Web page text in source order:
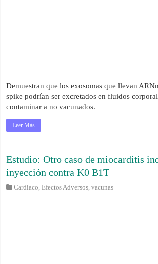
Demuestran que los exosomas que llevan
spike podrían ser excretados en fluidos
contaminar a no vacunados.
Leer Más
Estudio: Otro caso de miocarditis
inyección contra K0 B1T
Cardiaco ,Efectos Adversos ,vacunas